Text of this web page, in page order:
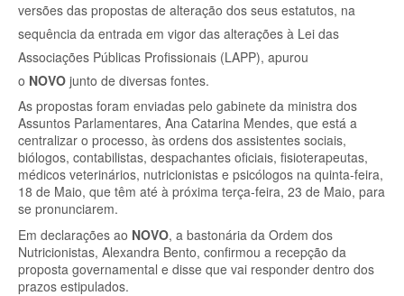
versões das propostas de alteração dos seus estatutos, na
sequência da entrada em vigor das alterações à Lei das
Associações Públicas Profissionais (LAPP), apurou
o NOVO junto de diversas fontes.
As propostas foram enviadas pelo gabinete da ministra dos
Assuntos Parlamentares, Ana Catarina Mendes, que está a
centralizar o processo, às ordens dos assistentes sociais,
biólogos, contabilistas, despachantes oficiais, fisioterapeutas,
médicos veterinários, nutricionistas e psicólogos na quinta-feira,
18 de Maio, que têm até à próxima terça-feira, 23 de Maio, para
se pronunciarem.
Em declarações ao NOVO, a bastonária da Ordem dos
Nutricionistas, Alexandra Bento, confirmou a recepção da
proposta governamental e disse que vai responder dentro dos
prazos estipulados.